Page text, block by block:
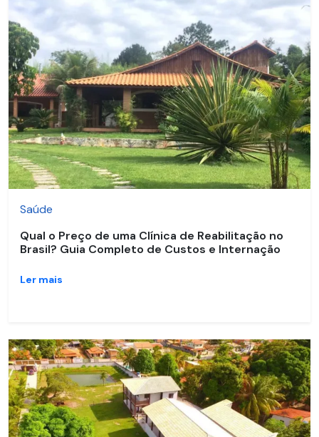
Saúde
Qual o Preço de uma Clínica de Reabilitação no
Brasil? Guia Completo de Custos e Internação
Ler mais